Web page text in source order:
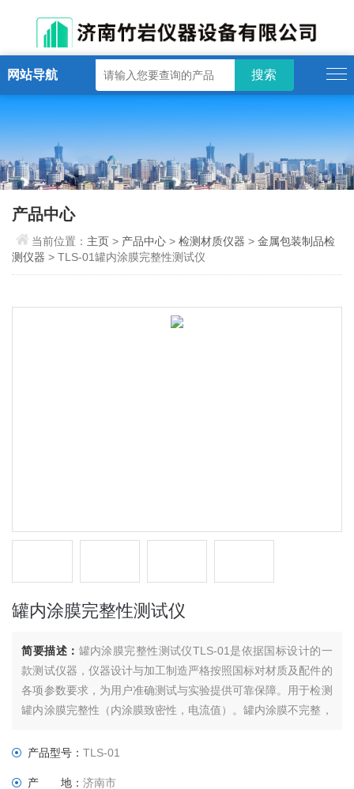
网站导航
产品中心
当前位置： 主页> 产品中心 >检测材质仪器 >金属包装制品检
测仪器 > TLS-01罐内涂膜完整性测试仪
罐内涂膜完整性测试仪
简要描述： 罐内涂膜完整性测试仪TLS-01是依据国标设计的一
款测试仪器，仪器设计与加工制造严格按照国标对材质及配件的
各项参数要求，为用户准确测试与实验提供可靠保障。用于检测
罐内涂膜完整性（内涂膜致密性，电流值）。罐内涂膜不完整，
题。
产品型号：TLS-01
产 地：济南市